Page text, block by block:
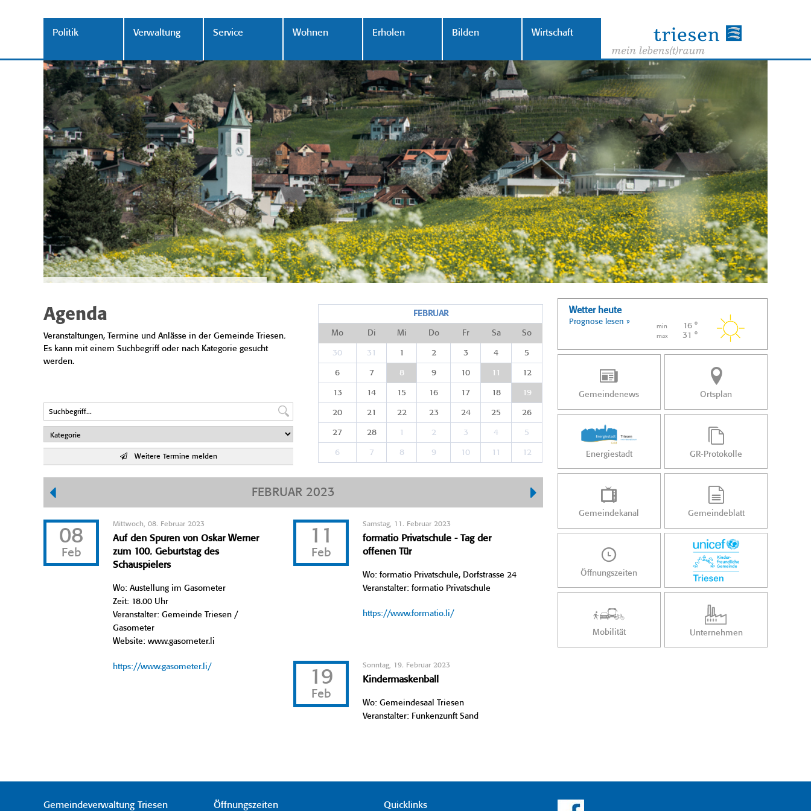
Politik Verwaltung Service Wohnen Erholen Bilden Wirtschaft
Agenda
Veranstaltungen, Termine und Anlässe in der Gemeinde Triesen.
Es kann mit einem Suchbegriff oder nach Kategorie gesucht
werden.
Weitere Termine melden
FEBRUAR
Mo Di Mi Do Fr Sa So
30 31 1 2 3 4 5
6 7 8 9 10 11 12
13 14 15 16 17 18 19
20 21 22 23 24 25 26
27 28 1 2 3 4 5
6 7 8 9 10 11 12
FEBRUAR 2023
08
Feb
Mittwoch, 08. Februar 2023
Auf den Spuren von Oskar Werner
zum 100. Geburtstag des
Schauspielers
Wo: Austellung im Gasometer
Zeit: 18.00 Uhr
Veranstalter: Gemeinde Triesen /
Gasometer
Website: www.gasometer.li
https://www.gasometer.li/
11
Feb
Samstag, 11. Februar 2023
formatio Privatschule - Tag der
offenen Tür
Wo: formatio Privatschule, Dorfstrasse 24
Veranstalter: formatio Privatschule
https://www.formatio.li/
19
Feb
Sonntag, 19. Februar 2023
Kindermaskenball
Wo: Gemeindesaal Triesen
Veranstalter: Funkenzunft Sand
Wetter heute
Prognose lesen »
min 16 °
max 31 °
Gemeindenews Ortsplan
Energiestadt GR-Protokolle
Gemeindekanal Gemeindeblatt
Öffnungszeiten
Mobilität Unternehmen
Gemeindeverwaltung Triesen Öffnungszeiten Quicklinks